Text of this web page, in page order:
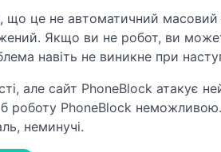
що це не автоматичний
Якщо ви не робот, ви
навіть не виникне при
але сайт PhoneBlock атакує
роботу PhoneBlock
неминучі.